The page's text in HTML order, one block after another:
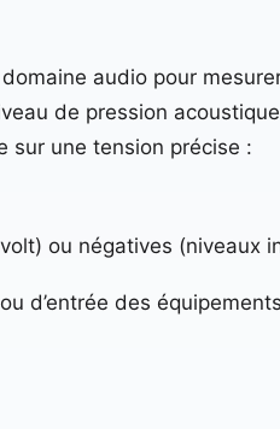
audio pour
de pression
sur une tension précise :
ou négatives (niveaux
d’entrée des